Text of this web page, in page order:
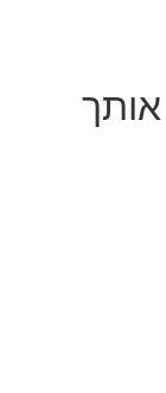
אותך